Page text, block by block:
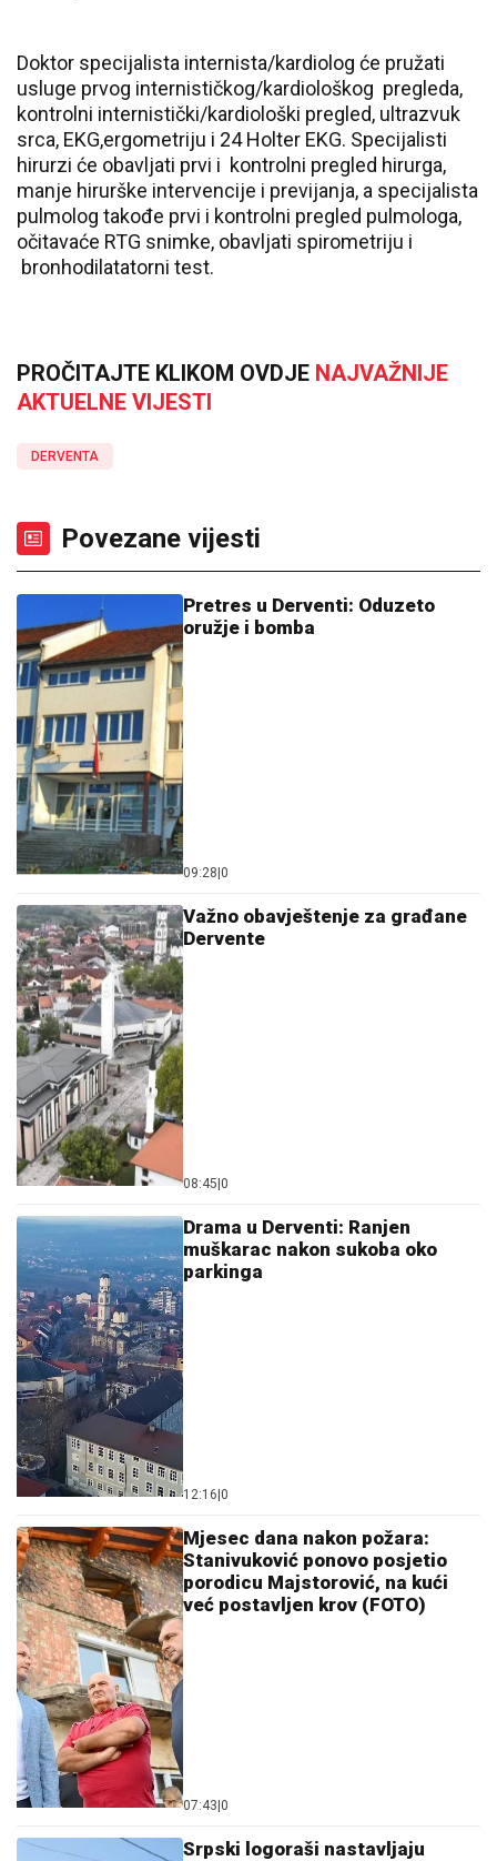
Doktor specijalista internista/kardiolog će pružati
usluge prvog internističkog/kardiološkog pregleda,
kontrolni internistički/kardiološki pregled, ultrazvuk
srca, EKG,ergometriju i 24 Holter EKG. Specijalisti
hirurzi će obavljati prvi i kontrolni pregled hirurga,
manje hirurške intervencije i previjanja, a specijalista
pulmolog takođe prvi i kontrolni pregled pulmologa,
očitavaće RTG snimke, obavljati spirometriju i
bronhodilatatorni test.
PROČITAJTE KLIKOM OVDJE NAJVAŽNIJE
AKTUELNE VIJESTI
DERVENTA
Povezane vijesti
Pretres u Derventi: Oduzeto
oružje i bomba
09:28 0
Važno obavještenje za građane
Dervente
08:45 0
Drama u Derventi: Ranjen
muškarac nakon sukoba oko
parkinga
12:16 0
Mjesec dana nakon požara:
Stanivuković ponovo posjetio
porodicu Majstorović, na kući
već postavljen krov (FOTO)
07:43 0
Srpski logoraši nastavljaju